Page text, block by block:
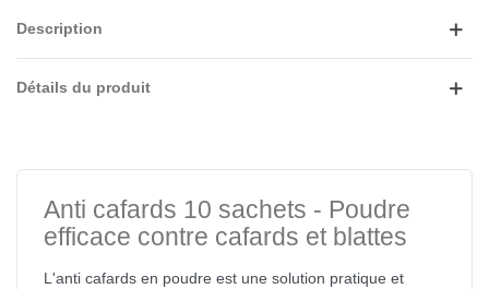
Description
Détails du produit
Anti cafards 10 sachets - Poudre
efficace contre cafards et blattes
L'anti cafards en poudre est une solution pratique et